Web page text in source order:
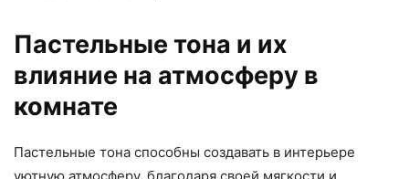
Пастельные тона и их
влияние на атмосферу в
комнате
Пастельные тона способны создавать в интерьере